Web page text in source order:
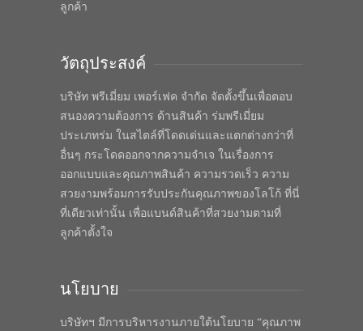
ลูกค้า
วัตถุประสงค์
บริษัท พรีเมี่ยม เพอร์เฟค จำกัด จัดตั้งขึ้นเพื่อตอบ
สนองความต้องการ ด้านสินค้า ร่มพรีเมี่ยม
ประเภทร่ม ในสไตล์ที่โดดเด่นและแตกต่างกว่าที่
อื่นๆ กระโดดออกจากความจำเจ ในเรื่องการ
ออกแบบและคุณภาพสินค้า ความรวดเร็ว ความ
สวยงามพร้อมการรับประกันคุณภาพของโลโก้ ที่นี่
ที่เดียวเท่านั้น เพื่อแบนด์สินค้าที่สวยงามตามที่
ลูกค้าตั้งใจ
นโยบาย
บริษัทฯ มีการบริหารงานภายใต้นโยบาย “คุณภาพ